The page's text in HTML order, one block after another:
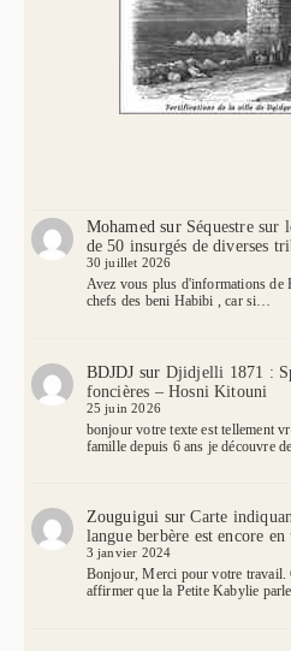
Mohamed sur Séquestre sur
de 50 insurgés de diverses
30 juillet 2026
Avez vous plus d'informations de
chefs des beni Habibi , car si…
BDJDJ sur Djidjelli 1871 :
foncières – Hosni Kitouni
25 juin 2026
bonjour votre texte est tellement
famille depuis 6 ans je découvre
Zouguigui surCarte
langue berbère est encore en
3 janvier 2024
Bonjour, Merci pour votre travail.
affirmer que la Petite Kabylie